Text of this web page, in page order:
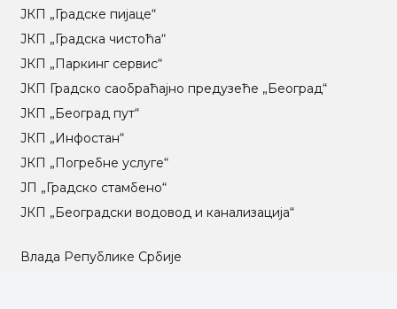
ЈКП „Градске пијаце“
ЈКП „Градска чистоћа“
ЈКП „Паркинг сервис“
ЈКП Градско саобраћајно предузеће „Београд“
ЈКП „Београд пут“
ЈКП „Инфостан“
ЈКП „Погребне услуге“
ЈП „Градско стамбено“
ЈКП „Београдски водовод и канализација“
Влада Републике Србије